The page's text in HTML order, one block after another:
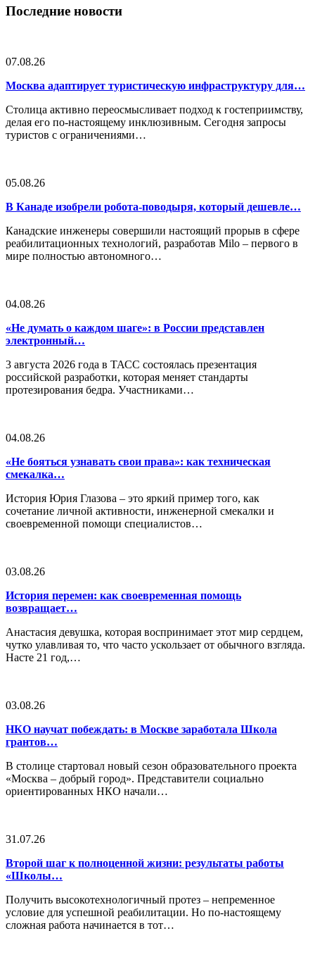
Последние новости
07.08.26
Москва адаптирует туристическую инфраструктуру для…
Столица активно переосмысливает подход к гостеприимству,
делая его по-настоящему инклюзивным. Сегодня запросы
туристов с ограничениями…
05.08.26
В Канаде изобрели робота-поводыря, который дешевле…
Канадские инженеры совершили настоящий прорыв в сфере
реабилитационных технологий, разработав Milo – первого в
мире полностью автономного…
04.08.26
«Не думать о каждом шаге»: в России представлен
электронный…
3 августа 2026 года в ТАСС состоялась презентация
российской разработки, которая меняет стандарты
протезирования бедра. Участниками…
04.08.26
«Не бояться узнавать свои права»: как техническая
смекалка…
История Юрия Глазова – это яркий пример того, как
сочетание личной активности, инженерной смекалки и
своевременной помощи специалистов…
03.08.26
История перемен: как своевременная помощь
возвращает…
Анастасия девушка, которая воспринимает этот мир сердцем,
чутко улавливая то, что часто ускользает от обычного взгляда.
Насте 21 год,…
03.08.26
НКО научат побеждать: в Москве заработала Школа
грантов…
В столице стартовал новый сезон образовательного проекта
«Москва – добрый город». Представители социально
ориентированных НКО начали…
31.07.26
Второй шаг к полноценной жизни: результаты работы
«Школы…
Получить высокотехнологичный протез – непременное
условие для успешной реабилитации. Но по-настоящему
сложная работа начинается в тот…